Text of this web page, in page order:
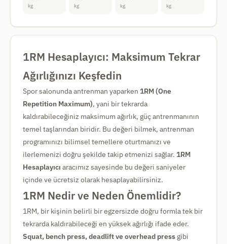
kg kg kg kg
1RM Hesaplayıcı: Maksimum Tekrar
Ağırlığınızı Keşfedin
Spor salonunda antrenman yaparken 1RM (One
Repetition Maximum), yani bir tekrarda
kaldırabileceğiniz maksimum ağırlık, güç antrenmanının
temel taşlarından biridir. Bu değeri bilmek, antrenman
programınızı bilimsel temellere oturtmanızı ve
ilerlemenizi doğru şekilde takip etmenizi sağlar. 1RM
Hesaplayıcı aracımız sayesinde bu değeri saniyeler
içinde ve ücretsiz olarak hesaplayabilirsiniz.
1RM Nedir ve Neden Önemlidir?
1RM, bir kişinin belirli bir egzersizde doğru formla tek bir
tekrarda kaldırabileceği en yüksek ağırlığı ifade eder.
Squat, bench press, deadlift ve overhead press gibi